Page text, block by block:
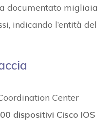
documentato migliaia
indicando l’entità del
Center
dispositivi Cisco IOS